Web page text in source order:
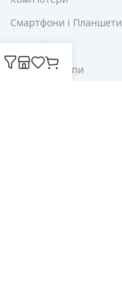
Смартфони і Планшети
Для Офісу
Ліхтарі і Лампи